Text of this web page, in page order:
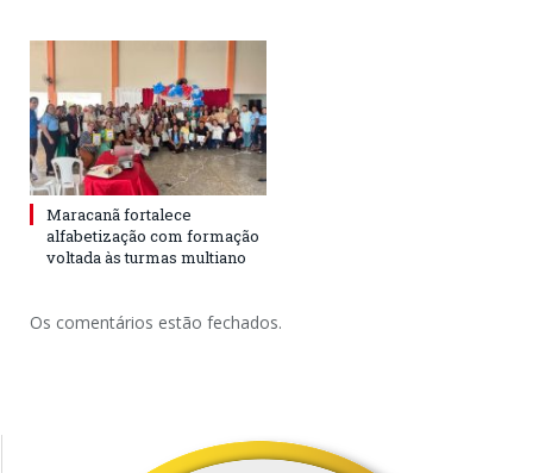
Maracanã fortalece
alfabetização com formação
voltada às turmas multiano
Os comentários estão fechados.